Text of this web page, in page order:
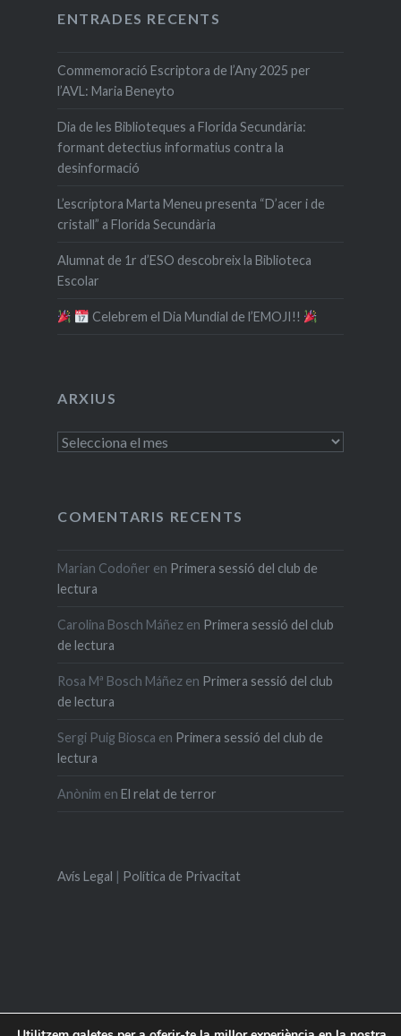
ENTRADES RECENTS
Commemoració Escriptora de l’Any 2025 per
l’AVL: Maria Beneyto
Dia de les Biblioteques a Florida Secundària:
formant detectius informatius contra la
desinformació
L’escriptora Marta Meneu presenta “D’acer i de
cristall” a Florida Secundària
Alumnat de 1r d’ESO descobreix la Biblioteca
Escolar
​ Celebrem el Dia Mundial de l’EMOJI!!
ARXIUS
Arxius
COMENTARIS RECENTS
Marian Codoñer en Primera sessió del club de
lectura
Carolina Bosch Máñezen Primera sessió del club
de lectura
Rosa Mª Bosch Máñezen Primera sessió del club
de lectura
Sergi Puig Biosca en Primera sessió del club de
lectura
Anònim en El relat de terror
Avís Legal | Política de Privacitat